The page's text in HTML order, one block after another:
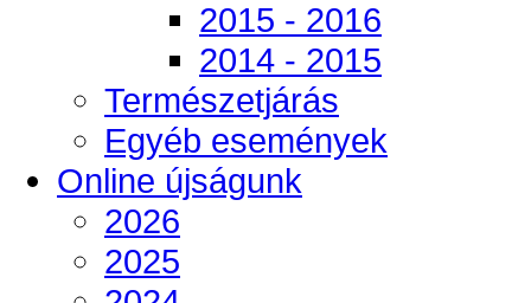
2015 - 2016
2014 - 2015
Természetjárás
Egyéb események
Online újságunk
2026
2025